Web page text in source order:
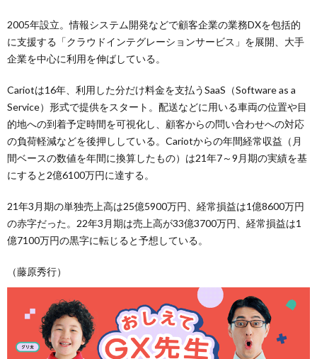
2005年設立。情報システム開発などで顧客企業の業務DXを包括的
に支援する「クラウドインテグレーションサービス」を展開、大手
企業を中心に利用を伸ばしている。
Cariotは16年、利用した分だけ料金を支払うSaaS（Software as a
Service）形式で提供をスタート。配送などに用いる車両の位置や目
的地への到着予定時間を可視化し、顧客からの問い合わせへの対応
の負荷軽減などを後押ししている。Cariotからの年間経常収益（月
間ベースの数値を年間に換算したもの）は21年7～9月期の実績を基
にすると2億6100万円に達する。
21年3月期の単独売上高は25億5900万円、経常損益は1億8600万円
の赤字だった。22年3月期は売上高が33億3700万円、経常損益は1
億7100万円の黒字に転じると予想している。
（藤原秀行）